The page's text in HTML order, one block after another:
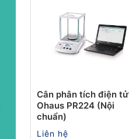
Cân phân tích điện tử
Ohaus PR224 (Nội
chuẩn)
Liên hệ